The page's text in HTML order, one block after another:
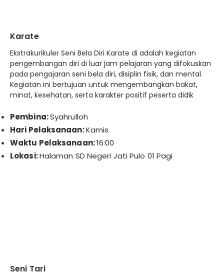
Karate
Ekstrakurikuler Seni Bela Diri Karate di adalah kegiatan
pengembangan diri di luar jam pelajaran yang difokuskan
pada pengajaran seni bela diri, disiplin fisik, dan mental.
Kegiatan ini bertujuan untuk mengembangkan bakat,
minat, kesehatan, serta karakter positif peserta didik
Pembina:Syahrulloh
Hari Pelaksanaan:Kamis
Waktu Pelaksanaan:16:00
Lokasi:Halaman SD Negeri Jati Pulo 01 Pagi
Seni Tari